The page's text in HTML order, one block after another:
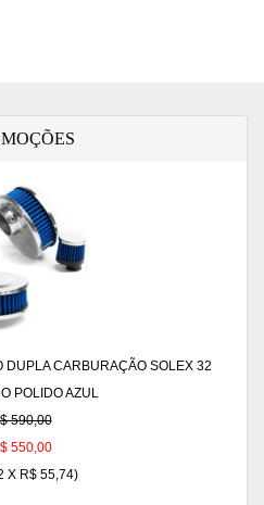
DUPLA CARBURAÇÃO SOLEX 32
POLIDO AZUL
590,00
550,00
X R$ 55,74)